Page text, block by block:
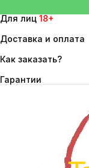
к
содержимому
Для лиц 18+
Доставка и оплата
Как заказать?
Гарантии